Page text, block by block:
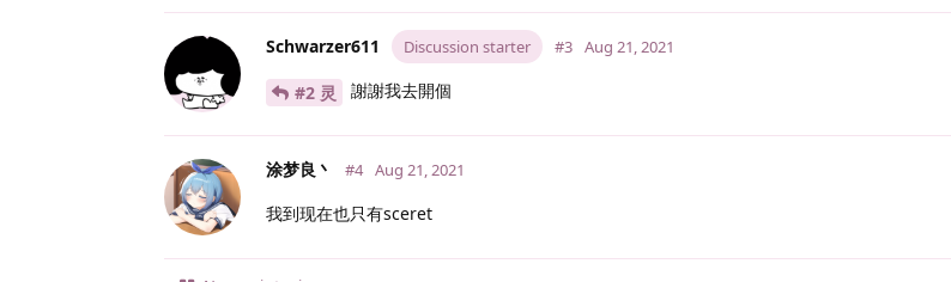
Schwarzer611 Discussion starter #3 Aug 21, 2021
#2 灵 謝謝我去開個
涂梦良丶 #4 Aug 21, 2021
我到现在也只有sceret